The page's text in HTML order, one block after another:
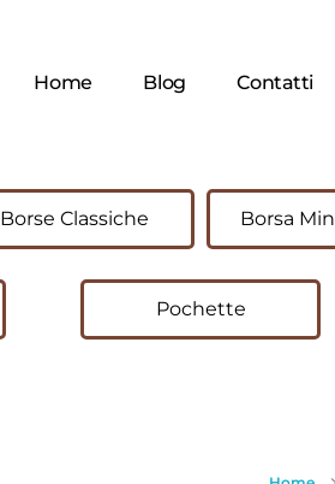
Home Blog Contatti
Borse Classiche Borsa
Pochette